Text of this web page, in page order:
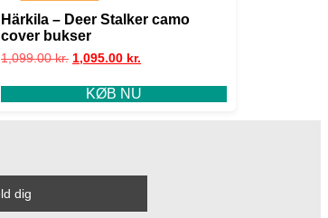
Härkila – Deer Stalker camo
cover bukser
1,099.00kr. 1,095.00 kr.
KØB NU